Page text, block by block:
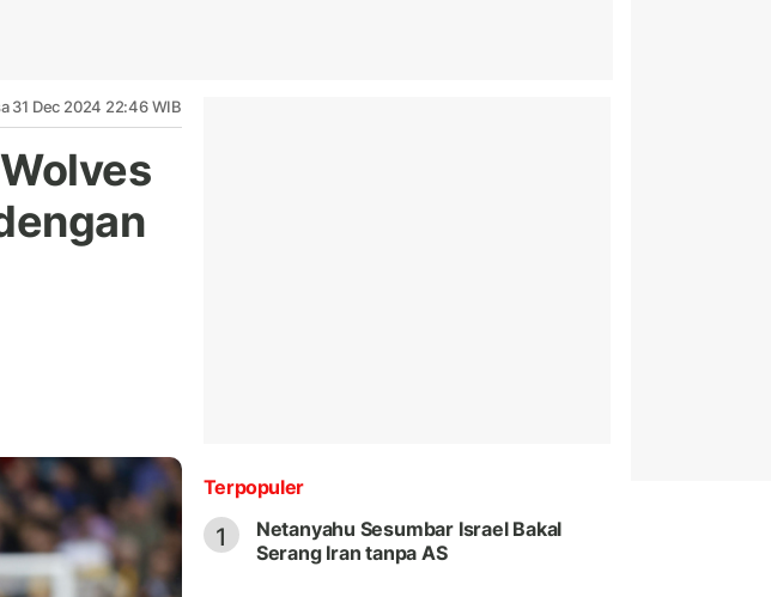
31 Dec 2024 22:46 WIB
Terpopuler
1
Netanyahu Sesumbar Israel Bakal
Serang Iran tanpa AS